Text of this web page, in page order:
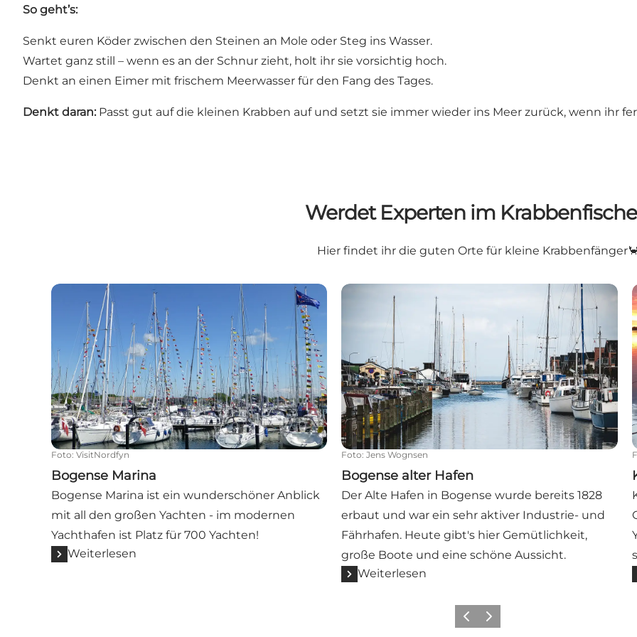
So geht’s:
Senkt euren Köder zwischen den Steinen an Mole oder Steg ins Wasser.
Wartet ganz still – wenn es an der Schnur zieht, holt ihr sie vorsichtig hoch.
Denkt an einen Eimer mit frischem Meerwasser für den Fang des Tages.
Denkt daran: Passt gut auf die kleinen Krabben auf und setzt sie immer wieder ins Meer zurück, wenn ihr
Werdet Experten im
Hier findet ihr die guten Orte für kleine
Bogense Marina
Foto: VisitNordfyn
Bogense Marina
Bogense Marina ist ein wunderschöner Anblick
mit all den großen Yachten - im modernen
Yachthafen ist Platz für 700 Yachten!
Weiterlesen
Bogense alter Hafen
Foto: Jens Wognsen
Bogense alter Hafen
Der Alte Hafen in Bogense wurde bereits 1828
erbaut und war ein sehr aktiver Industrie- und
Fährhafen. Heute gibt's hier Gemütlichkeit,
große Boote und eine schöne Aussicht.
Weiterlesen
Vorherige Folie
Nächste Folie